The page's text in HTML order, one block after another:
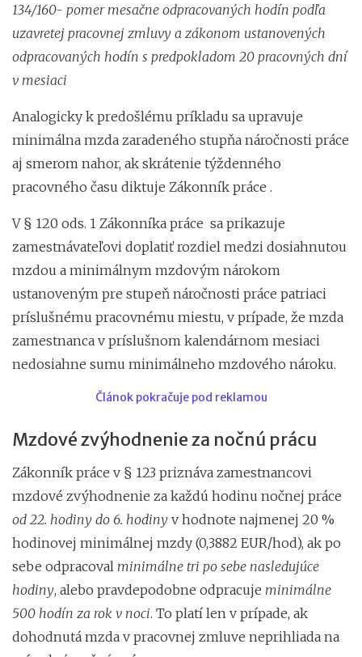
134/160- pomer mesačne odpracovaných hodín podľa
uzavretej pracovnej zmluvy a zákonom ustanovených
odpracovaných hodín s predpokladom 20 pracovných dní
v mesiaci
Analogicky k predošlému príkladu sa upravuje
minimálna mzda zaradeného stupňa náročnosti práce
aj smerom nahor, ak skrátenie týždenného
pracovného času diktuje Zákonník práce .
V § 120 ods. 1 Zákonníka práce sa prikazuje
zamestnávateľovi doplatiť rozdiel medzi dosiahnutou
mzdou a minimálnym mzdovým nárokom
ustanoveným pre stupeň náročnosti práce patriaci
príslušnému pracovnému miestu, v prípade, že mzda
zamestnanca v príslušnom kalendárnom mesiaci
nedosiahne sumu minimálneho mzdového nároku.
Článok pokračuje pod reklamou
Mzdové zvýhodnenie za nočnú prácu
Zákonník práce v § 123 priznáva zamestnancovi
mzdové zvýhodnenie za každú hodinu nočnej práce
od 22. hodiny do 6. hodiny v hodnote najmenej 20 %
hodinovej minimálnej mzdy (0,3882 EUR/hod), ak po
sebe odpracoval minimálne tri po sebe nasledujúce
hodiny, alebo pravdepodobne odpracuje minimálne
500 hodín za rok v noci. To platí len v prípade, ak
dohodnutá mzda v pracovnej zmluve neprihliada na